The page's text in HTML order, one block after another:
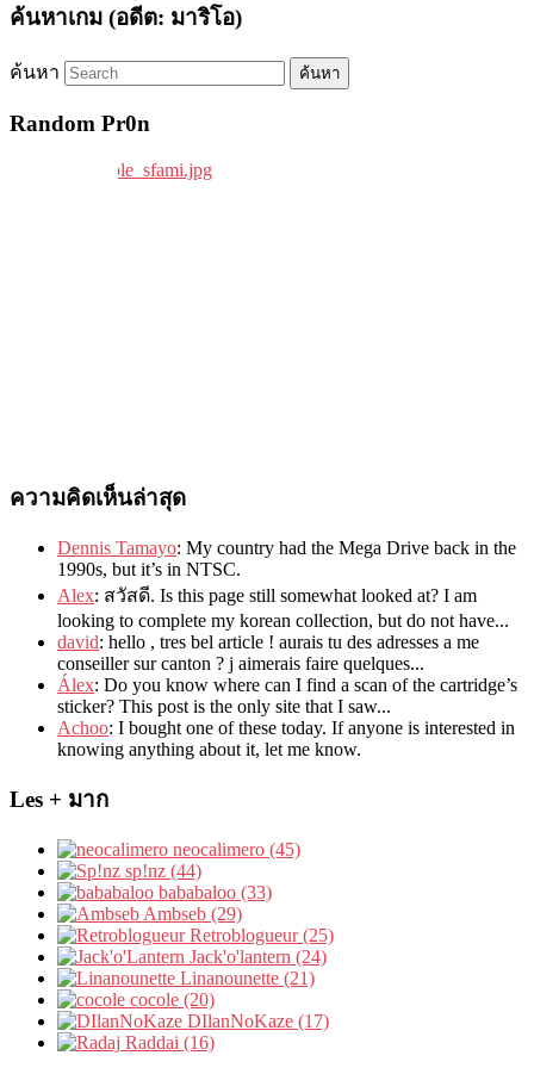
ค้นหาเกม (อดีต: มาริโอ)
ค้นหา
Random Pr0n
ความคิดเห็นล่าสุด
Dennis Tamayo: My country had the Mega Drive back in the
1990s, but it’s in NTSC.
Alex: สวัสดี. Is this page still somewhat looked at? I am
looking to complete my korean collection, but do not have...
david: hello , tres bel article ! aurais tu des adresses a me
conseiller sur canton ? j aimerais faire quelques...
Álex: Do you know where can I find a scan of the cartridge’s
sticker? This post is the only site that I saw...
Achoo: I bought one of these today. If anyone is interested in
knowing anything about it, let me know.
Les + มาก
neocalimero (45)
sp!nz (44)
bababaloo (33)
Ambseb (29)
Retroblogueur (25)
Jack'o'lantern (24)
Linanounette (21)
cocole (20)
DIlanNoKaze (17)
Raddai (16)